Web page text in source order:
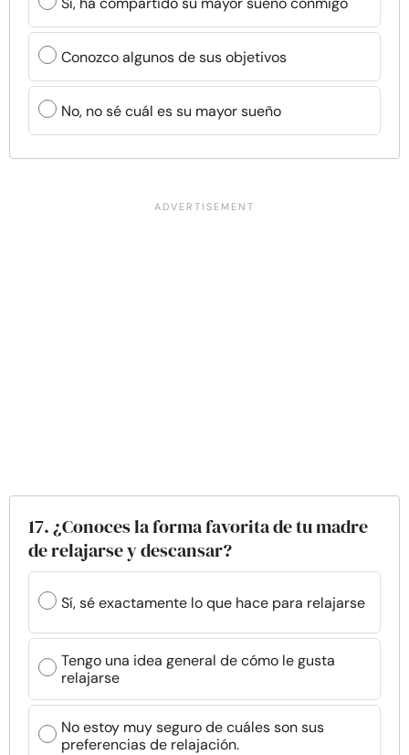
Conozco algunos de sus objetivos
No, no sé cuál es su mayor sueño
17. ¿Conoces la forma favorita de tu madre
de relajarse y descansar?
Sí, sé exactamente lo que hace para relajarse
Tengo una idea general de cómo le gusta
relajarse
No estoy muy seguro de cuáles son sus
preferencias de relajación.